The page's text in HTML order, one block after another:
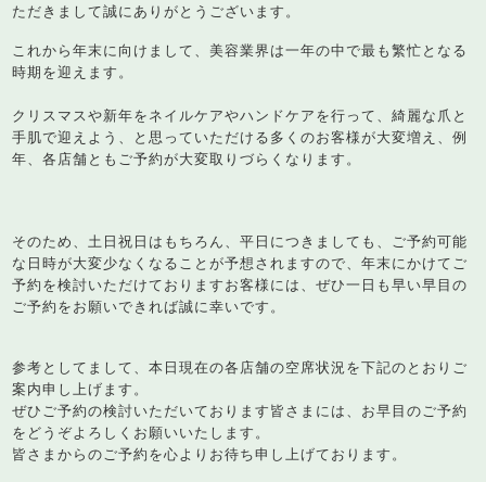
ただきまして誠にありがとうございます。
これから年末に向けまして、美容業界は一年の中で最も繁忙となる
時期を迎えます。
クリスマスや新年をネイルケアやハンドケアを行って、綺麗な爪と
手肌で迎えよう、と思っていただける多くのお客様が大変増え、例
年、各店舗ともご予約が大変取りづらくなります。
そのため、土日祝日はもちろん、平日につきましても、ご予約可能
な日時が大変少なくなることが予想されますので、年末にかけてご
予約を検討いただけておりますお客様には、ぜひ一日も早い早目の
ご予約をお願いできれば誠に幸いです。
参考としてまして、本日現在の各店舗の空席状況を下記のとおりご
案内申し上げます。
ぜひご予約の検討いただいております皆さまには、お早目のご予約
をどうぞよろしくお願いいたします。
皆さまからのご予約を心よりお待ち申し上げております。